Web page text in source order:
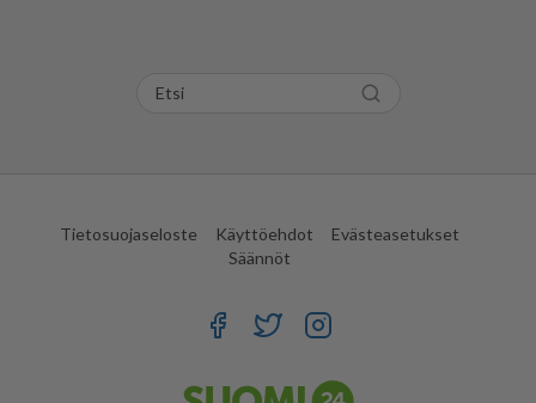
Tietosuojaseloste Käyttöehdot
Evästeasetukset
Säännöt